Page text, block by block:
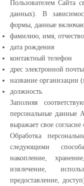
Пользователем Сайта
данных). В
формы, данные
фамилию, имя, отчество
дата рождения
контактный телефон
дрес электронной
название организации
должность
Заполняя
персональные данные
выражает свое
Обработка
следующими
накопление,
извлечение,
предоставление,